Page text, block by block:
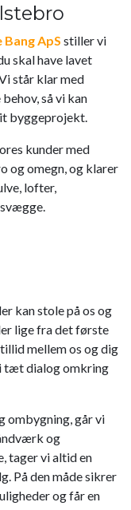
ApS stiller vi
skal have lavet
står klar med
så vi kan
byggeprojekt.
kunder med
og omegn, og klarer
lofter,
kan stole på os og
lige fra det første
mellem os og dig
tæt dialog omkring
ombygning, går vi
og
tager vi altid en
På den måde sikrer
og får en